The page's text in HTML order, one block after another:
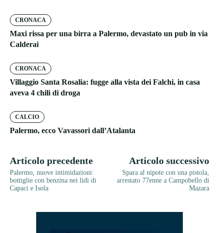
CRONACA
Maxi rissa per una birra a Palermo, devastato un pub in via
Calderai
CRONACA
Villaggio Santa Rosalia: fugge alla vista dei Falchi, in casa
aveva 4 chili di droga
CALCIO
Palermo, ecco Vavassori dall’Atalanta
Articolo precedente
Palermo, nuove intimidazioni:
bottiglie con benzina nei lidi di
Capaci e Isola
Articolo successivo
Spara al nipote con una pistola,
arrestato 77enne a Campobello di
Mazara